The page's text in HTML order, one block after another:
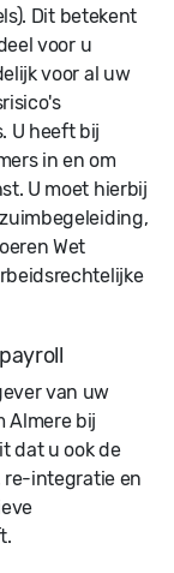
Dit betekent
voor u
voor al uw
U heeft bij
in en om
U moet hierbij
Wet
van uw
Almere bij
dat u ook de
re-integratie en